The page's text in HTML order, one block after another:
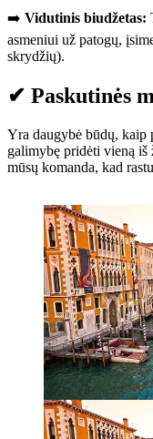
➡️ Vidutinis biudžetas:
asmeniui už patogų,
skrydžių).
✔ Paskutinės
Yra daugybė būdų, kaip
galimybę pridėti vieną iš
mūsų komanda, kad